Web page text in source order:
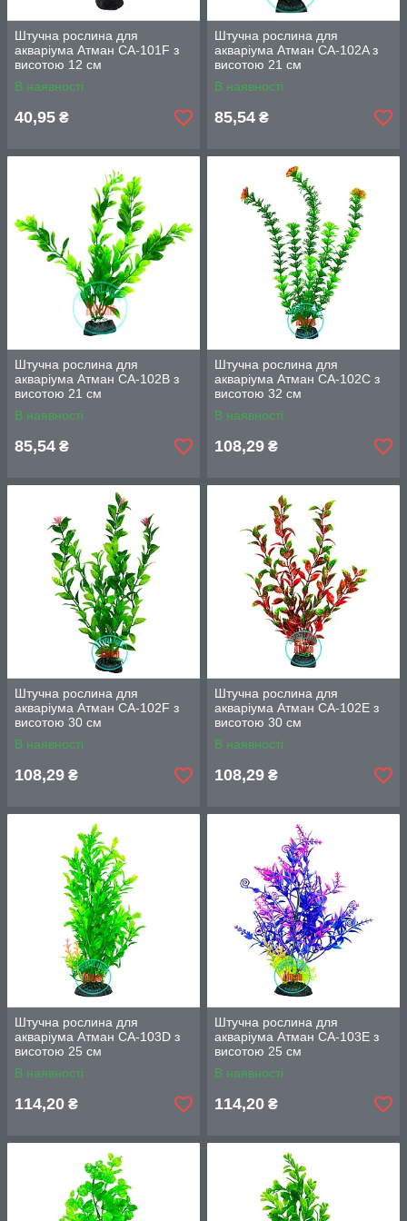
Штучна рослина для
акваріума Атман CA-101F з
висотою 12 см
В наявності
40,95 ₴
Штучна рослина для
акваріума Атман CA-102A з
висотою 21 см
В наявності
85,54 ₴
Штучна рослина для
акваріума Атман CA-102B з
висотою 21 см
В наявності
85,54 ₴
Штучна рослина для
акваріума Атман CA-102C з
висотою 32 см
В наявності
108,29 ₴
Штучна рослина для
акваріума Атман CA-102F з
висотою 30 см
В наявності
108,29 ₴
Штучна рослина для
акваріума Атман CA-102E з
висотою 30 см
В наявності
108,29 ₴
Штучна рослина для
акваріума Атман CA-103D з
висотою 25 см
В наявності
114,20 ₴
Штучна рослина для
акваріума Атман CA-103E з
висотою 25 см
В наявності
114,20 ₴